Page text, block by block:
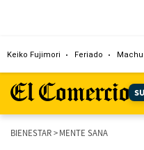
Keiko Fujimori Feriado
BIENESTAR> MENTE SANA